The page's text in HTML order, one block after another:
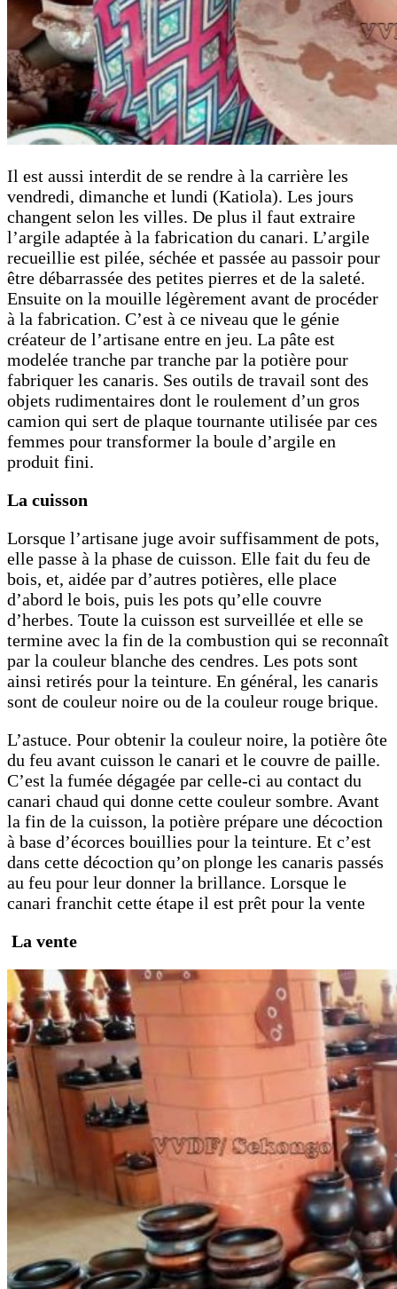
Il est aussi interdit de se rendre à la carrière les
vendredi, dimanche et lundi (Katiola). Les jours
changent selon les villes. De plus il faut extraire
l’argile adaptée à la fabrication du canari. L’argile
recueillie est pilée, séchée et passée au passoir pour
être débarrassée des petites pierres et de la saleté.
Ensuite on la mouille légèrement avant de procéder
à la fabrication. C’est à ce niveau que le génie
créateur de l’artisane entre en jeu. La pâte est
modelée tranche par tranche par la potière pour
fabriquer les canaris. Ses outils de travail sont des
objets rudimentaires dont le roulement d’un gros
camion qui sert de plaque tournante utilisée par ces
femmes pour transformer la boule d’argile en
produit fini.
La cuisson
Lorsque l’artisane juge avoir suffisamment de pots,
elle passe à la phase de cuisson. Elle fait du feu de
bois, et, aidée par d’autres potières, elle place
d’abord le bois, puis les pots qu’elle couvre
d’herbes. Toute la cuisson est surveillée et elle se
termine avec la fin de la combustion qui se reconnaît
par la couleur blanche des cendres. Les pots sont
ainsi retirés pour la teinture. En général, les canaris
sont de couleur noire ou de la couleur rouge brique.
L’astuce. Pour obtenir la couleur noire, la potière ôte
du feu avant cuisson le canari et le couvre de paille.
C’est la fumée dégagée par celle-ci au contact du
canari chaud qui donne cette couleur sombre. Avant
la fin de la cuisson, la potière prépare une décoction
à base d’écorces bouillies pour la teinture. Et c’est
dans cette décoction qu’on plonge les canaris passés
au feu pour leur donner la brillance. Lorsque le
canari franchit cette étape il est prêt pour la vente
La vente